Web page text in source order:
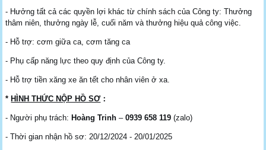
- Hưởng tất cả các quyền lợi khác từ chính sách của Công ty: Thưởng
thâm niên, thưởng ngày lễ, cuối năm và thưởng hiệu quả công việc.
- Hỗ trợ: cơm giữa ca, cơm tăng ca
- Phụ cấp năng lực theo quy định của Công ty.
- Hỗ trợ tiền xăng xe ăn tết cho nhân viên ở xa.
* HÌNH THỨC NỘP HỒ SƠ ：
- Người phụ trách: Hoàng Trinh –0939 658 119 (zalo)
- Thời gian nhận hồ sơ: 20/12/2024 - 20/01/2025